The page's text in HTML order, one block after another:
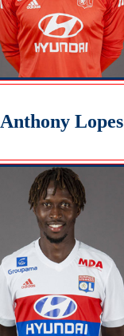
Anthony Lopes